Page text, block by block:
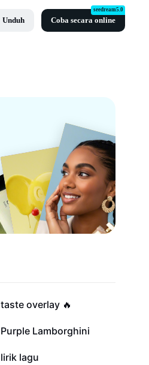
Unduh Coba secara online
seedream5.0
6,3 rb
taste overlay 🔥
2,1 rb
Purple Lamborghini
3
lirik lagu